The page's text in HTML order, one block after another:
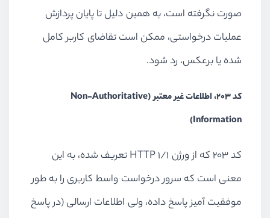
صورت نگرفته است، به همین دلیل تا پایان پردازش
عملیات درخواستی، ممکن است تقاضای کاربر کامل
شده یا برعکس، رد شود.
کد 203، اطلاعات غیر معتبر (Non-Authoritative
Information)
کد 203 که از ورژن HTTP 1/1 تعریف شده، به این
معنی است که سرور درخواست واسط کاربری را به طور
موفقیت آمیز پاسخ داده، ولی اطلاعات ارسالی (در پاسخ